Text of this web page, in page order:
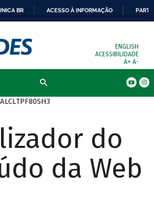
BR ACESSO À INFORMAÇÃO
ENGLISH
ACESSIBILIDADE
A+ A-
do
da Web